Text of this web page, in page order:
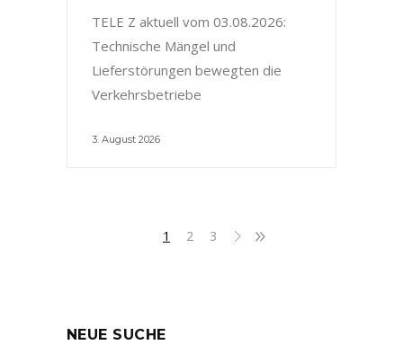
TELE Z aktuell vom 03.08.2026:
Technische Mängel und
Lieferstörungen bewegten die
Verkehrsbetriebe
3. August 2026
1 2 3
NEUE SUCHE